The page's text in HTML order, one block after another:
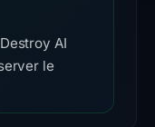
AI
le